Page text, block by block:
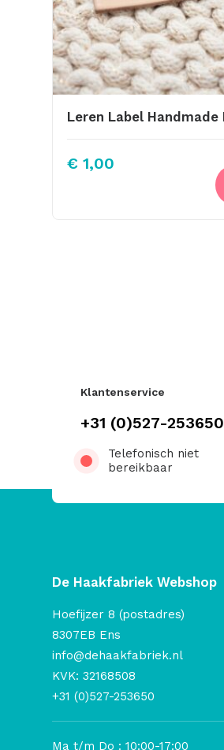
€ 1,00
Klantenservice
+31 (0)527-253650
Telefonisch niet
bereikbaar
De Haakfabriek Webshop
Hoefijzer 8 (postadres)
8307EB Ens
info@dehaakfabriek.nl
KVK: 32168508
+31 (0)527-253650
Ma t/m Do : 10:00-17:00